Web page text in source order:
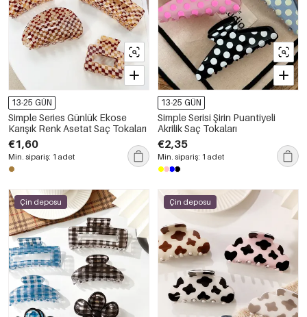
13-25 GÜN
Simple Series Günlük Ekose
Karışık Renk Asetat Saç Tokaları
€1,60
Min. sipariş: 1 adet
13-25 GÜN
Simple Serisi Şirin Puantiyeli
Akrilik Saç Tokaları
€2,35
Min. sipariş: 1 adet
Çin deposu Çin deposu